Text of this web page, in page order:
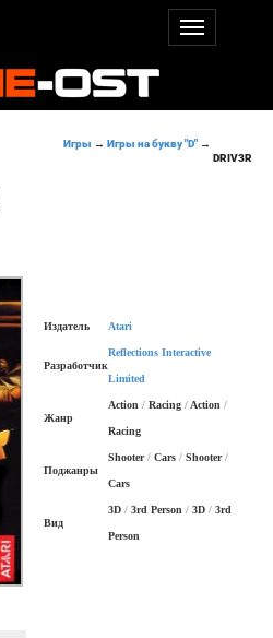
Игры → Игры на букву "D"→
DRIV3R
Издатель Atari
Разработчик
Reflections Interactive
Limited
Жанр
Action/ Racing/ Action/
Racing
Поджанры
Shooter/ Cars/ Shooter/
Cars
Вид
3D/ 3rd Person/ 3D/ 3rd
Person